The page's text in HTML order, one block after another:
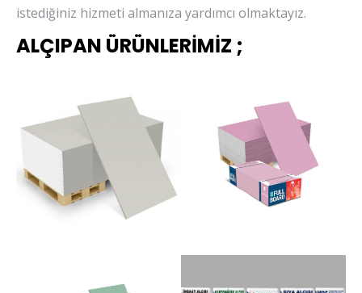
istediğiniz hizmeti almanıza yardımcı olmaktayız.
ALÇIPAN ÜRÜNLERİMİZ ;